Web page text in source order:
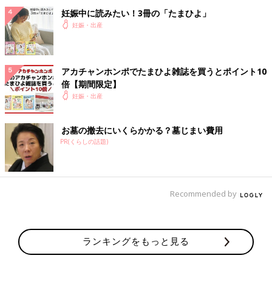
妊娠中に読みたい！3冊の「たまひよ」
妊娠・出産
アカチャンホンポでたまひよ雑誌を買うとポイント10
倍【期間限定】
妊娠・出産
お墓の撤去にいくらかかる？墓じまい費用
PR(くらしの話題)
Recommended by
ランキングをもっと見る